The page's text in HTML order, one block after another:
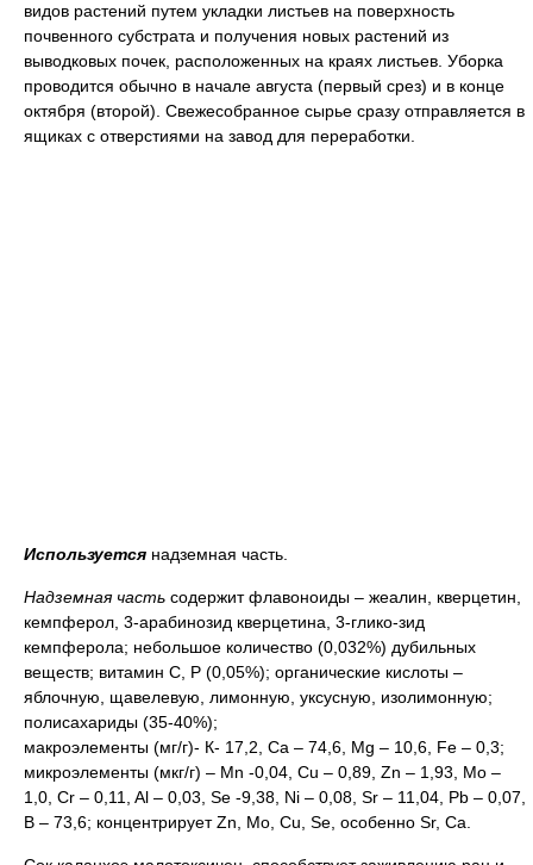
видов растений путем укладки листьев на поверхность
почвенного субстрата и получения новых растений из
выводковых почек, расположенных на краях листьев. Уборка
проводится обычно в начале августа (первый срез) и в конце
октября (второй). Свежесобранное сырье сразу отправляется в
ящиках с отверстиями на завод для переработки.
Используется надземная часть.
Надземная часть содержит флавоноиды – жеалин, кверцетин,
кемпферол, 3-арабинозид кверцетина, 3-глико-зид
кемпферола; небольшое количество (0,032%) дубильных
веществ; витамин С, Р (0,05%); органические кислоты –
яблочную, щавелевую, лимонную, уксусную, изолимонную;
полисахариды (35-40%);
макроэлементы (мг/г)- К- 17,2, Са – 74,6, Mg – 10,6, Fe – 0,3;
микроэлементы (мкг/г) – Mn -0,04, Cu – 0,89, Zn – 1,93, Мо –
1,0, Cr – 0,11, Al – 0,03, Se -9,38, Ni – 0,08, Sr – 11,04, Pb – 0,07,
В – 73,6; концентрирует Zn, Mo, Cu, Se, особенно Sr, Са.